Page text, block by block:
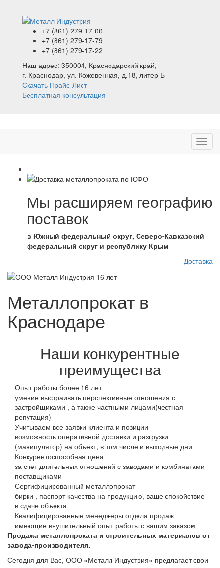
+7 (861) 279-17-00
+7 (861) 279-17-79
+7 (861) 279-17-22
Наш адрес: 350004, Краснодарский край,
г. Краснодар, ул. Кожевенная, д.18, литер Б
Скачать Прайс-Лист
Бесплатная консультация
Мы расширяем географию
поставок
в Южный федеральный округ, Северо-Кавказский
федеральный округ и республику Крым
Доставка
Металлопрокат в
Краснодаре
Наши конкурентные
преимущества
Опыт работы более 16 лет
умение выстраивать перспективные отношения с
застройщиками , а также частными лицами(честная
репутация)
Учитываем все заявки клиента и позиции
возможность оперативной доставки и разгрузки
(манипулятор) на объект, в том числе и выходные дни
Конкурентоспособная цена
за счет длительных отношений с заводами и комбинатами
поставщиками
Сертифицированный металлопрокат
бирки , паспорт качества на продукцию, ваше спокойствие
в сдаче объекта
Квалифицированные менеджеры отдела продаж
имеющие внушительный опыт работы с вашим заказом
Продажа металлопроката и строительных материалов от
завода-производителя.
Сегодня для Вас, ООО «Металл Индустрия» предлагает свои